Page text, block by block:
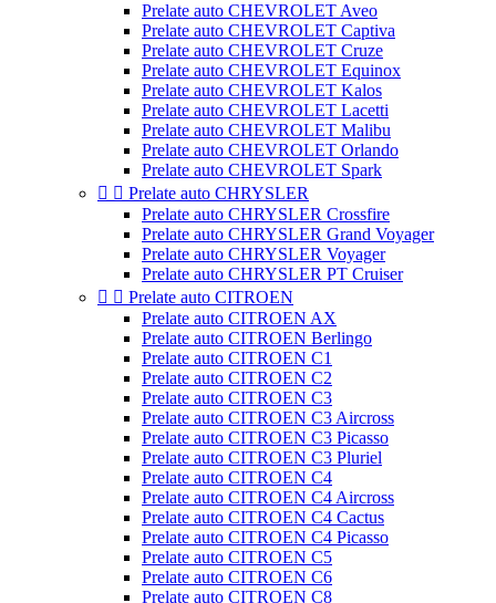
Prelate auto CHEVROLET Aveo
Prelate auto CHEVROLET Captiva
Prelate auto CHEVROLET Cruze
Prelate auto CHEVROLET Equinox
Prelate auto CHEVROLET Kalos
Prelate auto CHEVROLET Lacetti
Prelate auto CHEVROLET Malibu
Prelate auto CHEVROLET Orlando
Prelate auto CHEVROLET Spark
  Prelate auto CHRYSLER
Prelate auto CHRYSLER Crossfire
Prelate auto CHRYSLER Grand Voyager
Prelate auto CHRYSLER Voyager
Prelate auto CHRYSLER PT Cruiser
  Prelate auto CITROEN
Prelate auto CITROEN AX
Prelate auto CITROEN Berlingo
Prelate auto CITROEN C1
Prelate auto CITROEN C2
Prelate auto CITROEN C3
Prelate auto CITROEN C3 Aircross
Prelate auto CITROEN C3 Picasso
Prelate auto CITROEN C3 Pluriel
Prelate auto CITROEN C4
Prelate auto CITROEN C4 Aircross
Prelate auto CITROEN C4 Cactus
Prelate auto CITROEN C4 Picasso
Prelate auto CITROEN C5
Prelate auto CITROEN C6
Prelate auto CITROEN C8